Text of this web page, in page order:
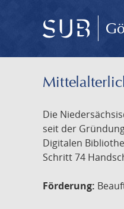
Die
seit der
Digitalen
Schritt 74
Förderung: